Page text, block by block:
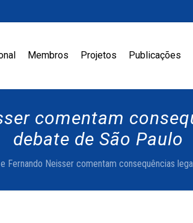
Membros Projetos Publicações
comentam
debate de São Paulo
e Fernando Neisser comentam consequências